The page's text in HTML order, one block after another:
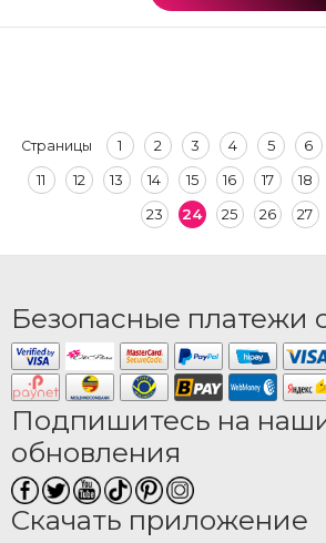
Страницы 1 2 3 4 5 6
11
12 13 14 15 16 17 18
23
24 25 26 27
Безопасные платежи
Подпишитесь на
обновления
Скачать приложение